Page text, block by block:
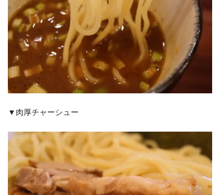
▼肉厚チャーシュー